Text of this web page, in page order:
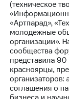
в
регионе
и акционерам
(техническое
«Артпарад»,
молодежные
организации».
сообщества
представила 90
красноярцы,
организаторов:
соглашения о